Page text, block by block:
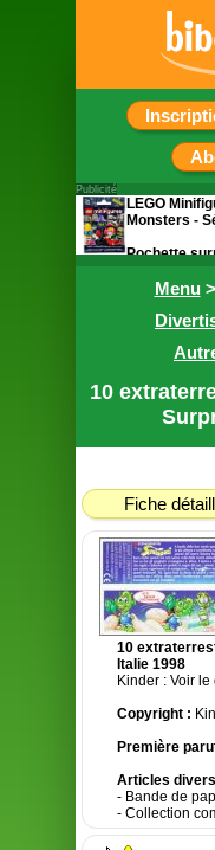
Menu>
10
Fiche
10
Italie 1998
Kinder : Voir
Copyright :
Première
Articles
- Bande de
- Collection
Publicité
LEGO
Monsters -
Pochette